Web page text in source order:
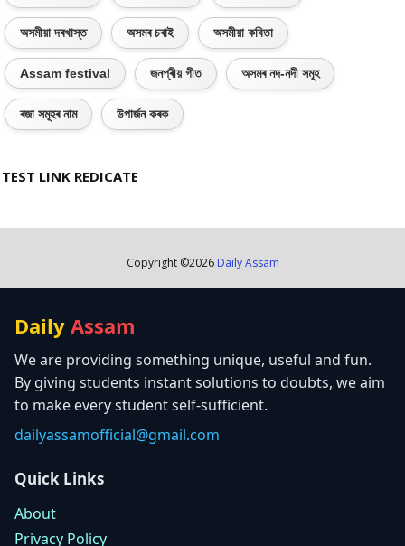
অসমীয়া দৰখাস্ত অসমৰ চৰাই অসমীয়া কবিতা
Assam festival জনপ্ৰীয় গীত অসমৰ নদ-নদী সমূহ
ৰজা সমূহৰ নাম উপাৰ্জন কৰক
TEST LINK REDICATE
Copyright ©2026 Daily Assam
Daily Assam
We are providing something unique, useful and fun.
By giving students instant solutions to doubts, we aim
to make every student self-sufficient.
dailyassamofficial@gmail.com
Quick Links
About
Privacy Policy